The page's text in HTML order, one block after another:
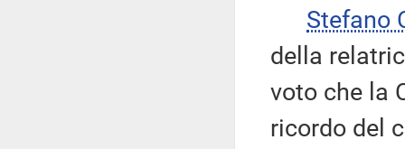
Stefano
della
voto che la
ricordo del